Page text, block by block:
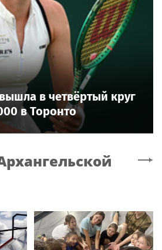
в четвёртый круг
в Торонто